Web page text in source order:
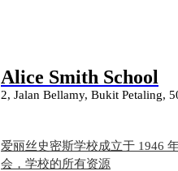
Alice Smith School
2, Jalan Bellamy, Bukit Petaling,
爱丽丝史密斯学校成立于 1946
会，学校的所有资源